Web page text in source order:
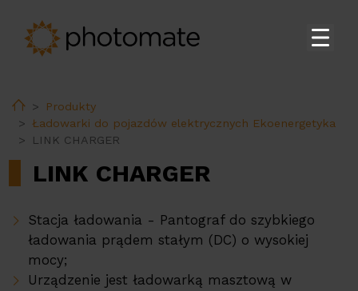
HomeProdukty
Ładowarki do pojazdów elektrycznych Ekoenergetyka
LINK CHARGER
LINK CHARGER
Stacja ładowania - Pantograf do szybkiego
ładowania prądem stałym (DC) o wysokiej
mocy;
Urządzenie jest ładowarką masztową w
Produkty
Falowniki Fusionsolar do zastosowań domowych
Falowniki Huawei do zastosowań komercyjnych i
Magazyny energii Huawei
Stacja transformatorowa Huawei
Akcesoria Huawei